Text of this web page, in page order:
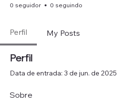
0 seguidor 0 seguindo
Perfil My Posts
Perfil
Data de entrada: 3 de jun. de 2025
Sobre